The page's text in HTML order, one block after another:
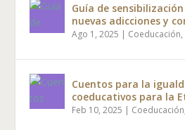
Guía de
nuevas adicciones y
Ago 1, 2025 | Coeducación,
Cuentos para la
coeducativos para la
Feb 10, 2025 | Coeducación